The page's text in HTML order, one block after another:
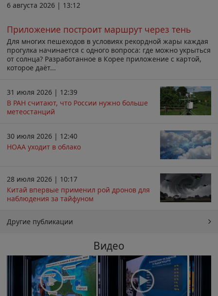
6 августа 2026 | 13:12
Приложение построит маршрут через тень
Для многих пешеходов в условиях рекордной жары каждая
прогулка начинается с одного вопроса: где можно укрыться
от солнца? Разработанное в Корее приложение с картой,
которое даёт...
31 июля 2026 | 12:39
В РАН считают, что России нужно больше
метеостанций
30 июля 2026 | 12:40
НОАА уходит в облако
28 июля 2026 | 10:17
Китай впервые применил рой дронов для
наблюдения за тайфуном
Другие публикации
Видео